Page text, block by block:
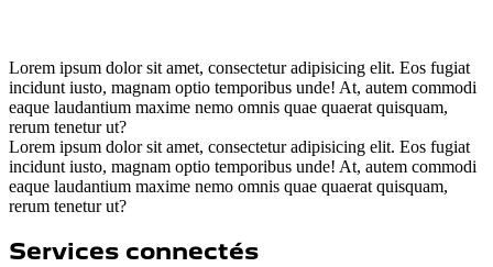
Lorem ipsum dolor sit amet, consectetur adipisicing elit. Eos fugiat
incidunt iusto, magnam optio temporibus unde! At, autem commodi
eaque laudantium maxime nemo omnis quae quaerat quisquam,
rerum tenetur ut?
Lorem ipsum dolor sit amet, consectetur adipisicing elit. Eos fugiat
incidunt iusto, magnam optio temporibus unde! At, autem commodi
eaque laudantium maxime nemo omnis quae quaerat quisquam,
rerum tenetur ut?
Services connectés